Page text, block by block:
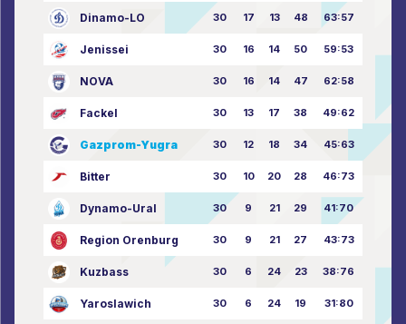
Dinamo-LO 30 17 13 48 63:57
Jenissei 30 16 14 50 59:53
NOVA 30 16 14 47 62:58
Fackel 30 13 17 38 49:62
Gazprom-Yugra 30 12 18 34 45:63
Bitter 30 10 20 28 46:73
Dynamo-Ural 30 9 21 29 41:70
Region Orenburg 30 9 21 27 43:73
Kuzbass 30 6 24 23 38:76
Yaroslawich 30 6 24 19 31:80